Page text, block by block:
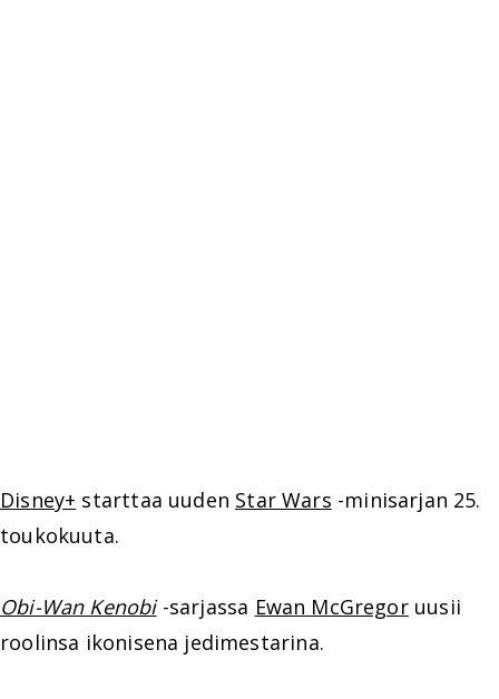
Disney+ starttaa uuden Star Wars -minisarjan 25.
toukokuuta.
Obi-Wan Kenobi-sarjassa Ewan McGregoruusii
roolinsa ikonisena jedimestarina.